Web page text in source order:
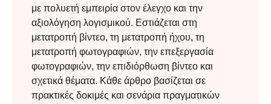
Βήμα 3.
με πολυετή εμπειρία στον έλεγχο και την
αξιολόγηση λογισμικού. Εστιάζεται στη
μετατροπή βίντεο, τη μετατροπή ήχου, τη
μετατροπή φωτογραφιών, την επεξεργασία
φωτογραφιών, την επιδιόρθωση βίντεο και
σχετικά θέματα. Κάθε άρθρο βασίζεται σε
πρακτικές δοκιμές και σενάρια πραγματικών